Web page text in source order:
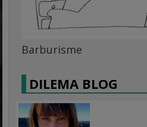
Barburisme
DILEMA BLOG